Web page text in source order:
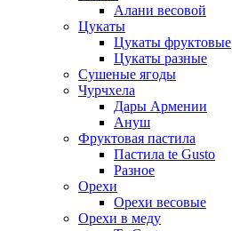
Алани весовой
Цукаты
Цукаты фруктовые
Цукаты разные
Сушеные ягоды
Чурчхела
Дары Армении
Ануш
Фруктовая пастила
Пастила te Gusto
Разное
Орехи
Орехи весовые
Орехи в меду